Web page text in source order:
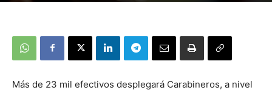
Más de 23 mil efectivos desplegará Carabineros, a nivel